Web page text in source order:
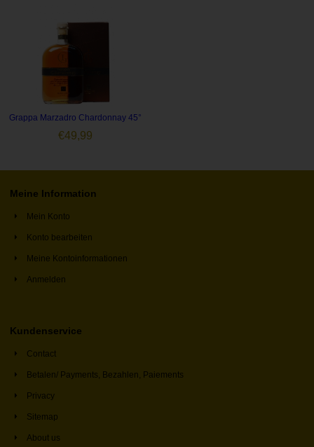
Grappa Marzadro Chardonnay 45°
€49,99
Meine Information
Mein Konto
Konto bearbeiten
Meine Kontoinformationen
Anmelden
Kundenservice
Contact
Betalen/ Payments, Bezahlen, Paiements
Privacy
Sitemap
About us